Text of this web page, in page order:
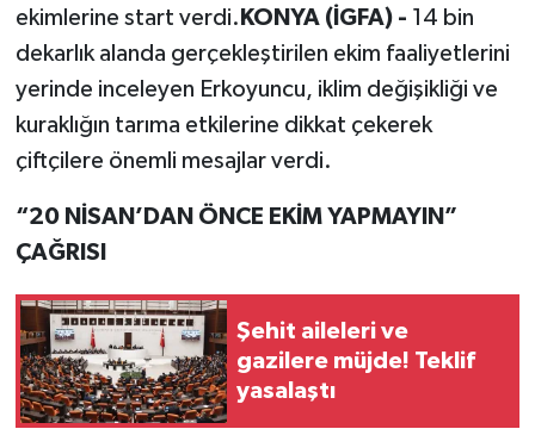
ekimlerine start verdi. KONYA (İGFA) - 14 bin
dekarlık alanda gerçekleştirilen ekim faaliyetlerini
yerinde inceleyen Erkoyuncu, iklim değişikliği ve
kuraklığın tarıma etkilerine dikkat çekerek
çiftçilere önemli mesajlar verdi.
“20 NİSAN’DAN ÖNCE EKİM YAPMAYIN”
ÇAĞRISI
Şehit aileleri ve
gazilere müjde! Teklif
yasalaştı